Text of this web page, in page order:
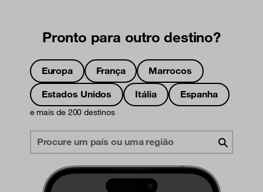
Pronto para outro destino?
Europa França
Marrocos
Estados Unidos
Itália Espanha
e mais de 200 destinos